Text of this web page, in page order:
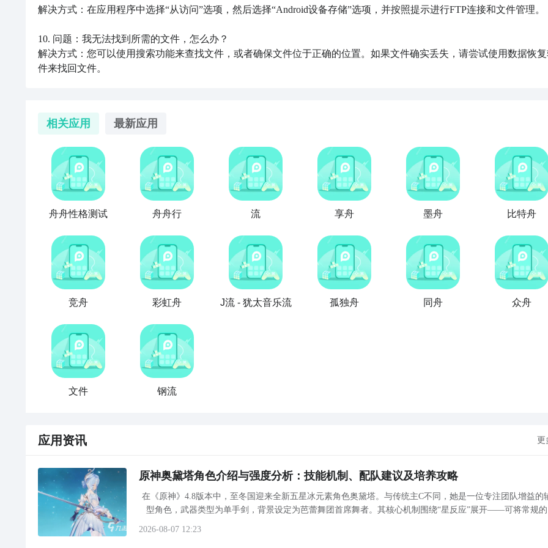
解决方式：在应用程序中选择“从访问”选项，然后选择“Android设备存储”选项，并按照提示进行FTP连接和文件管理。
10. 问题：我无法找到所需的文件，怎么办？
解决方式：您可以使用搜索功能来查找文件，或者确保文件位于正确的位置。如果文件确实丢失，请尝试使用数据恢
件来找回文件。
相关应用 最新应用
舟舟性格测试 舟舟行 流 享舟 墨舟 比特舟
竞舟 彩虹舟 J流 - 犹太音乐流 孤独舟 同舟 众舟
文件 钢流
应用资讯 更
原神奥黛塔角色介绍与强度分析：技能机制、配队建议及培养攻略
在《原神》4.8版本中，至冬国迎来全新五星冰元素角色奥黛塔。与传统主C不同，她是一位专注团队增益的
型角色，武器类型为单手剑，背景设定为芭蕾舞团首席舞者。其核心机制围绕“星反应”展开——可将常规
2026-08-07 12:23